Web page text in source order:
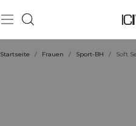
Startseite / Frauen / Sport-BH / Soft